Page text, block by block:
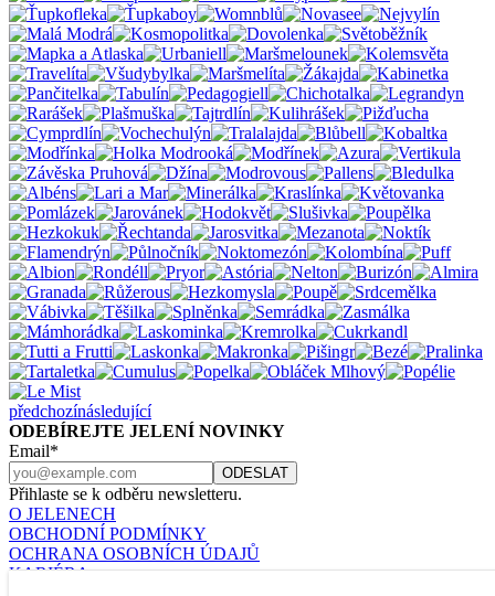
předchozínásledující
ODEBÍREJTE JELENÍ NOVINKY
Email*
Přihlaste se k odběru newsletteru.
O JELENECH
OBCHODNÍ PODMÍNKY
OCHRANA OSOBNÍCH ÚDAJŮ
KARIÉRA